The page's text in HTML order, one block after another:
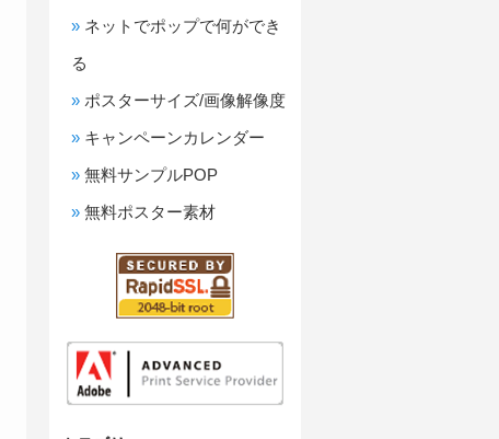
ネットでポップで何ができ
る
ポスターサイズ/画像解像度
キャンペーンカレンダー
無料サンプルPOP
無料ポスター素材